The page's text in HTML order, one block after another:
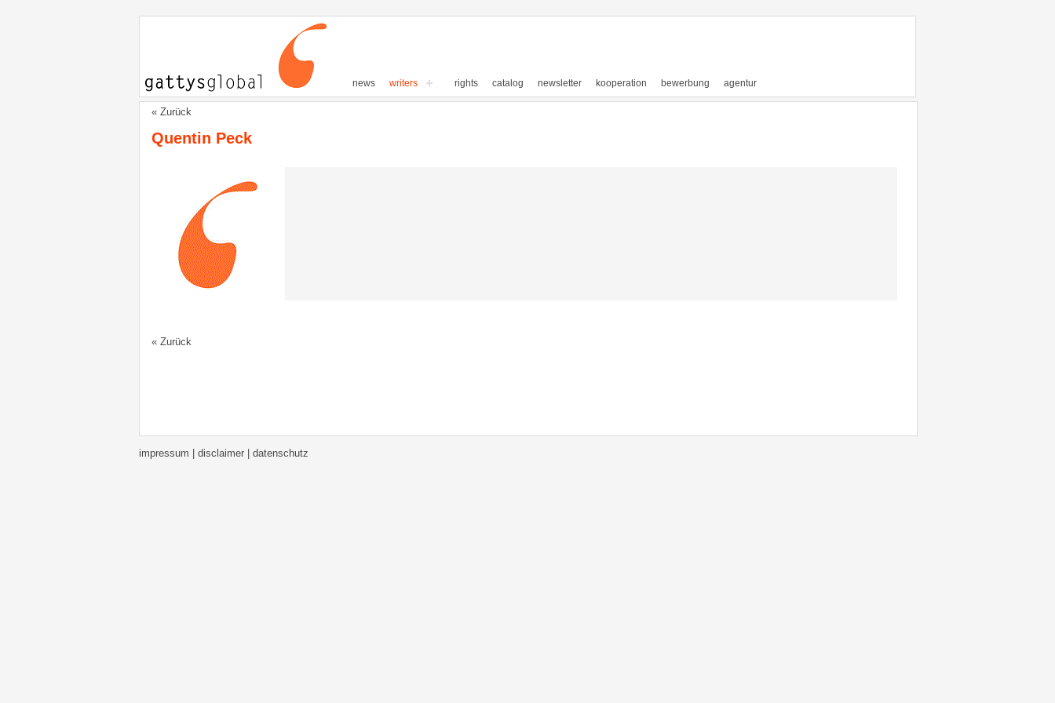
news writers rights catalog newsletter kooperation bewerbung agentur
« Zurück
Quentin Peck
« Zurück
impressum | disclaimer | datenschutz